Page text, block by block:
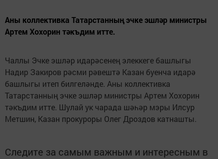
Аны коллективка Татарстанның эчке эшләр министры
Артем Хохорин тәкъдим итте.
Чаллы Эчке эшләр идарәсенең элеккеге башлыгы
Надир Закиров рәсми рәвештә Казан буенча идарә
башлыгы итеп билгеләнде. Аны коллективка
Татарстанның эчке эшләр министры Артем Хохорин
тәкъдим итте. Шулай ук чарада шәһәр мэры Илсур
Метшин, Казан прокуроры Олег Дроздов катнашты.
Следите за самым важным и интересным в